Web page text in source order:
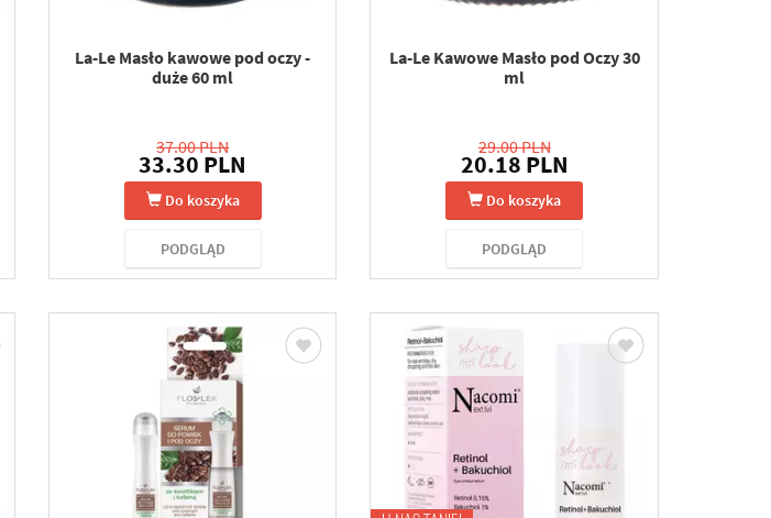
La-Le Masło kawowe pod oczy -
duże 60 ml
37.00 PLN
33.30 PLN
Do koszyka
PODGLĄD
La-Le Kawowe Masło pod Oczy 30
ml
29.00 PLN
20.18 PLN
Do koszyka
PODGLĄD